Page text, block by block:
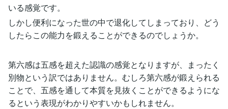
いる感覚です。
しかし便利になった世の中で退化してしまっており、どう
したらこの能力を鍛えることができるのでしょうか。
第六感は五感を超えた認識の感覚となりますが、まったく
別物という訳ではありません。むしろ第六感が鍛えられる
ことで、五感を通して本質を見抜くことができるようにな
るという表現がわかりやすいかもしれません。